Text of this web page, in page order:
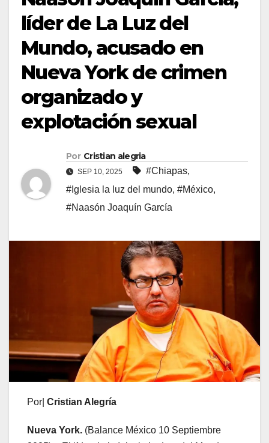
líder de La Luz del
Mundo, acusado en
Nueva York de crimen
organizado y
explotación sexual
Por Cristian alegria
SEP 10, 2025 #Chiapas,
#Iglesia la luz del mundo, #México,
#Naasón Joaquín García
Por| Cristian Alegría
Nueva York. (Balance México 10 Septiembre